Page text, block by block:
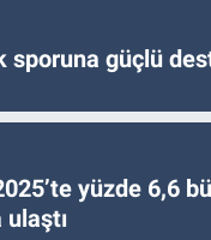
sporuna güçlü
yüzde 6,6